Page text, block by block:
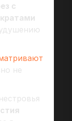
с
не